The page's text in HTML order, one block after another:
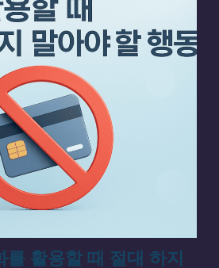
를 활용할 때 절대 하지